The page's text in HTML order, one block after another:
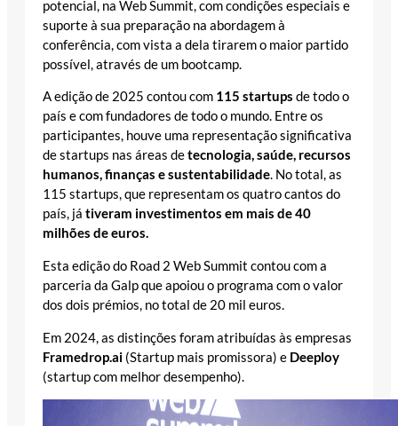
potencial, na Web Summit, com condições especiais e
suporte à sua preparação na abordagem à
conferência, com vista a dela tirarem o maior partido
possível, através de um bootcamp.
A edição de 2025 contou com 115 startups de todo o
país e com fundadores de todo o mundo. Entre os
participantes, houve uma representação significativa
de startups nas áreas detecnologia, saúde, recursos
humanos, finanças e sustentabilidade. No total, as
115 startups, que representam os quatro cantos do
país, já tiveram investimentos em mais de 40
milhões de euros.
Esta edição do Road 2 Web Summit contou com a
parceria da Galp que apoiou o programa com o valor
dos dois prémios, no total de 20 mil euros.
Em 2024, as distinções foram atribuídas às empresas
Framedrop.ai (Startup mais promissora) e Deeploy
(startup com melhor desempenho).